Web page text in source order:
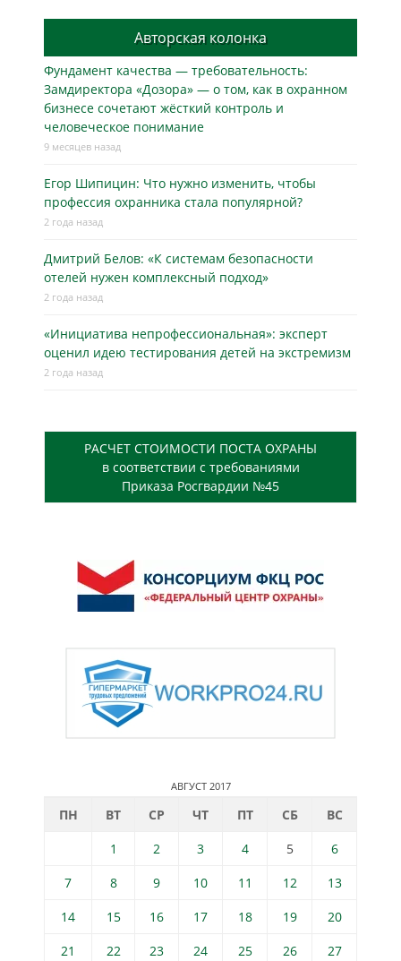
Авторская колонка
Фундамент качества — требовательность:
Замдиректора «Дозора» — о том, как в охранном
бизнесe сочетают жёсткий контроль и
человеческое понимание
9 месяцев назад
Егор Шипицин: Что нужно изменить, чтобы
профессия охранника стала популярной?
2 года назад
Дмитрий Белов: «К системам безопасности
отелей нужен комплексный подход»
2 года назад
«Инициатива непрофессиональная»: эксперт
оценил идею тестирования детей на экстремизм
2 года назад
РАСЧЕТ СТОИМОСТИ ПОСТА ОХРАНЫ
в соответствии с требованиями
Приказа Росгвардии №45
АВГУСТ 2017
ПН ВТ СР ЧТ ПТ СБ
ВС
1
2 3 4 5
6
7
8 9 10 11 12
13
14
15 16 17 18 19
20
21
22 23 24 25 26
27